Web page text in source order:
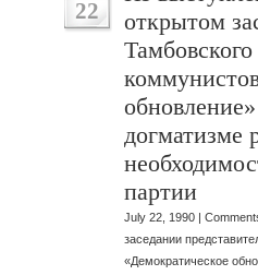
22
открытом
догматизме
партии
July 22, 1990 |
заседании
«Демократическое